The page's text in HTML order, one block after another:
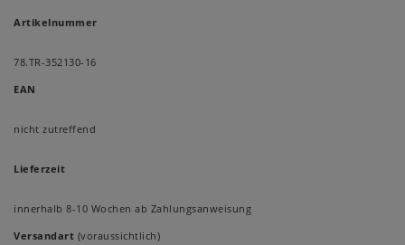
Artikelnummer
78.TR-352130-16
EAN
nicht zutreffend
Lieferzeit
innerhalb 8-10 Wochen ab Zahlungsanweisung
Versandart (voraussichtlich)